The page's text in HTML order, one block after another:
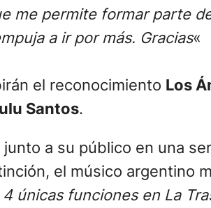
me permite formar parte
a ir por más. Gracias«
el reconocimiento Los
Santos.
a su público en una
el músico argentino
4 únicas funciones en La